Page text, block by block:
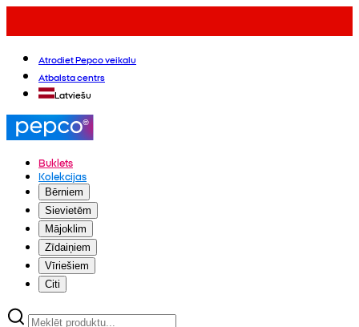
Atrodiet Pepco veikalu
Atbalsta centrs
Latviešu
Buklets
Kolekcijas
Bērniem
Sievietēm
Mājoklim
Zīdaiņiem
Vīriešiem
Citi